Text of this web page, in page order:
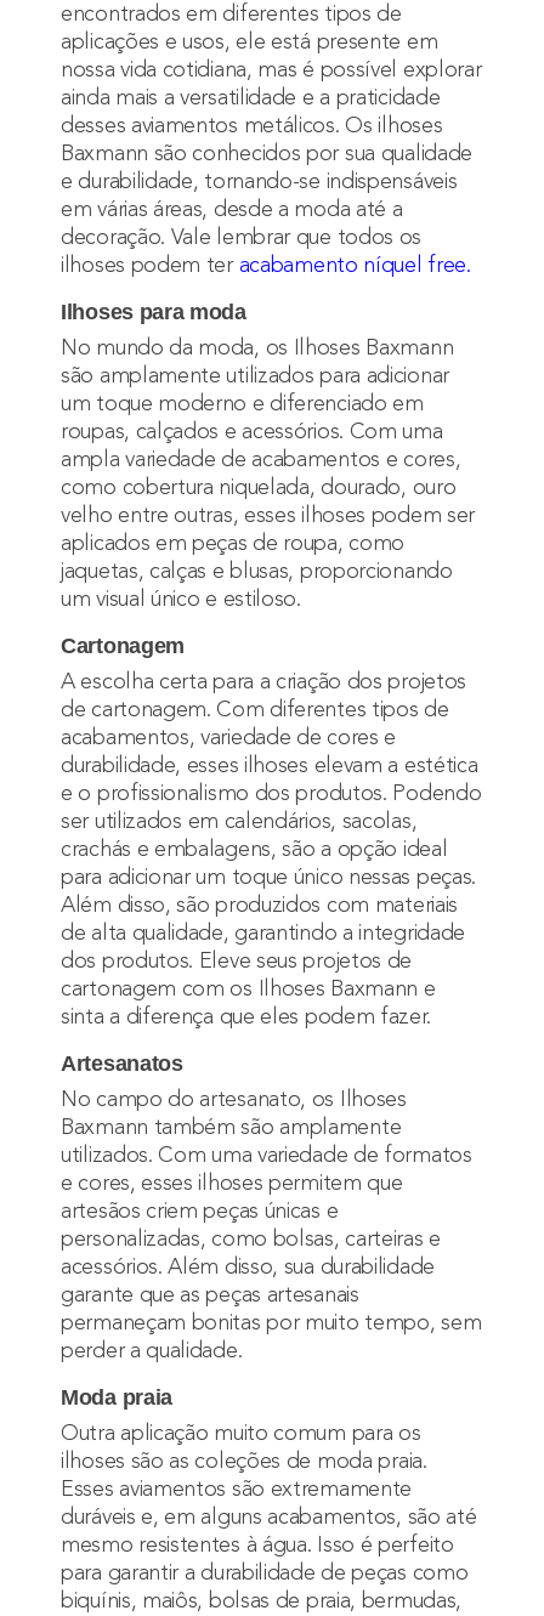
encontrados em diferentes tipos de
aplicações e usos, ele está presente em
nossa vida cotidiana, mas é possível explorar
ainda mais a versatilidade e a praticidade
desses aviamentos metálicos. Os ilhoses
Baxmann são conhecidos por sua qualidade
e durabilidade, tornando-se indispensáveis
em várias áreas, desde a moda até a
decoração. Vale lembrar que todos os
ilhoses podem ter acabamento níquel free.
Ilhoses para moda
No mundo da moda, os Ilhoses Baxmann
são amplamente utilizados para adicionar
um toque moderno e diferenciado em
roupas, calçados e acessórios. Com uma
ampla variedade de acabamentos e cores,
como cobertura niquelada, dourado, ouro
velho entre outras, esses ilhoses podem ser
aplicados em peças de roupa, como
jaquetas, calças e blusas, proporcionando
um visual único e estiloso.
Cartonagem
A escolha certa para a criação dos projetos
de cartonagem. Com diferentes tipos de
acabamentos, variedade de cores e
durabilidade, esses ilhoses elevam a estética
e o profissionalismo dos produtos. Podendo
ser utilizados em calendários, sacolas,
crachás e embalagens, são a opção ideal
para adicionar um toque único nessas peças.
Além disso, são produzidos com materiais
de alta qualidade, garantindo a integridade
dos produtos. Eleve seus projetos de
cartonagem com os Ilhoses Baxmann e
sinta a diferença que eles podem fazer.
Artesanatos
No campo do artesanato, os Ilhoses
Baxmann também são amplamente
utilizados. Com uma variedade de formatos
e cores, esses ilhoses permitem que
artesãos criem peças únicas e
personalizadas, como bolsas, carteiras e
acessórios. Além disso, sua durabilidade
garante que as peças artesanais
permaneçam bonitas por muito tempo, sem
perder a qualidade.
Moda praia
Outra aplicação muito comum para os
ilhoses são as coleções de moda praia.
Esses aviamentos são extremamente
duráveis e, em alguns acabamentos, são até
mesmo resistentes à água. Isso é perfeito
para garantir a durabilidade de peças como
biquínis, maiôs, bolsas de praia, bermudas,